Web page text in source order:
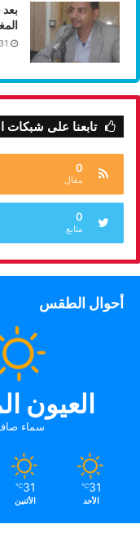
31 يوليو 2026
تابعنا على شبكات
0
مقال
0
متابع
أحوال الطقس
العيون
سماء
31
℃
الأحد
31
℃
الأثنين